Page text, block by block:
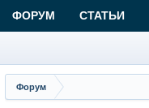
Форум
ФОРУМ СТАТЬИ